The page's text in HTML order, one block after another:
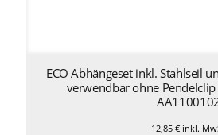
ECO Abhängeset inkl. Stahlseil
verwendbar ohne
12,85€ inkl.